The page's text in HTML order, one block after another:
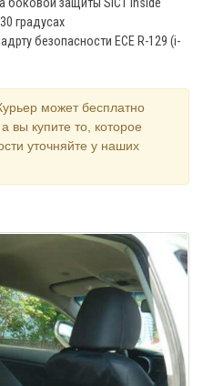
градусах
безопасности ECE R-129 (i-
может бесплатно
вы купите то, которое
уточняйте у наших